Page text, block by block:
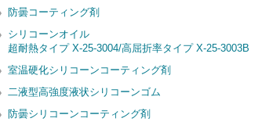
防曇コーティング剤
シリコーンオイル
超耐熱タイプ X-25-3004/高屈折率タイプ X-25-3003B
室温硬化シリコーンコーティング剤
二液型高強度液状シリコーンゴム
防曇シリコーンコーティング剤